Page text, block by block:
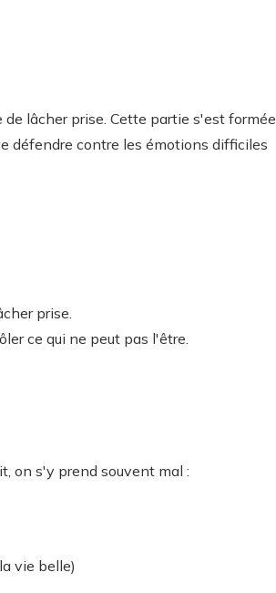
lâcher prise. Cette partie s'est formée
défendre contre les émotions difficiles
prise.
ce qui ne peut pas l'être.
on s'y prend souvent mal :
vie belle)